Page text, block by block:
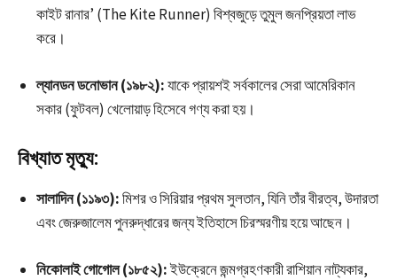
কাইট রানার’ (The Kite Runner) বিশ্বজুড়ে তুমুল জনপ্রিয়তা লাভ
করে।
ল্যানডন ডনোভান (১৯৮২):যাকে প্রায়শই সর্বকালের সেরা আমেরিকান
সকার (ফুটবল) খেলোয়াড় হিসেবে গণ্য করা হয়।
বিখ্যাত মৃত্যু:
সালাদিন (১১৯৩):মিশর ও সিরিয়ার প্রথম সুলতান, যিনি তাঁর বীরত্ব, উদারতা
এবং জেরুজালেম পুনরুদ্ধারের জন্য ইতিহাসে চিরস্মরণীয় হয়ে আছেন।
নিকোলাই গোগোল (১৮৫২):ইউক্রেনে জন্মগ্রহণকারী রাশিয়ান নাট্যকার,